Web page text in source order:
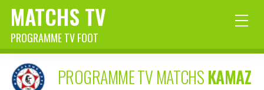
MATCHS TV
PROGRAMME TV FOOT
PROGRAMME TV MATCHSKAMAZ